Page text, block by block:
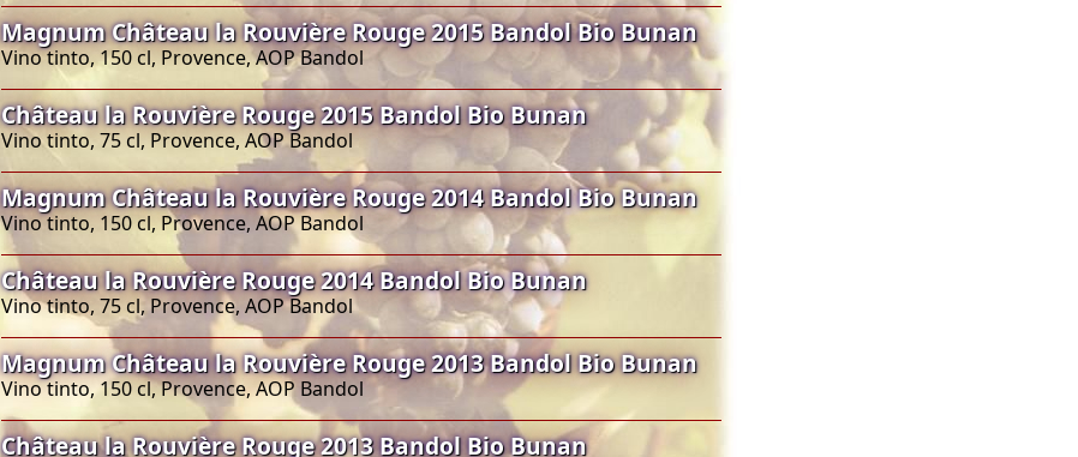
Magnum Château la Rouvière Rouge 2015 Bandol Bio Bunan
Vino tinto, 150 cl, Provence, AOP Bandol
Château la Rouvière Rouge 2015 Bandol Bio Bunan
Vino tinto, 75 cl, Provence, AOP Bandol
Magnum Château la Rouvière Rouge 2014 Bandol Bio Bunan
Vino tinto, 150 cl, Provence, AOP Bandol
Château la Rouvière Rouge 2014 Bandol Bio Bunan
Vino tinto, 75 cl, Provence, AOP Bandol
Magnum Château la Rouvière Rouge 2013 Bandol Bio Bunan
Vino tinto, 150 cl, Provence, AOP Bandol
Château la Rouvière Rouge 2013 Bandol Bio Bunan